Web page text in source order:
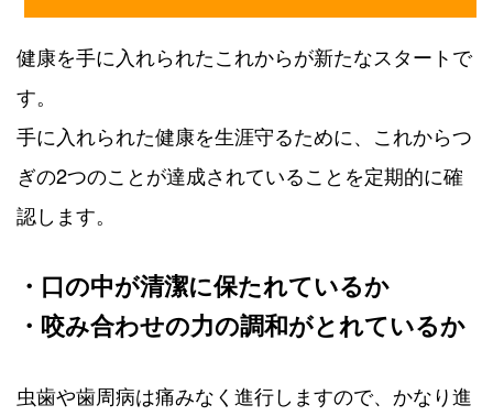
健康を手に入れられたこれからが新たなスタートで
す。
手に入れられた健康を生涯守るために、これからつ
ぎの2つのことが達成されていることを定期的に確
認します。
・口の中が清潔に保たれているか
・咬み合わせの力の調和がとれているか
虫歯や歯周病は痛みなく進行しますので、かなり進